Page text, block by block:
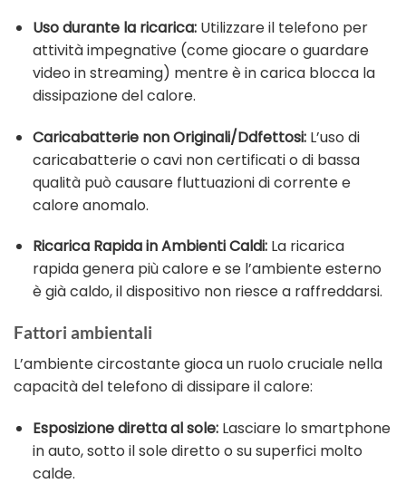
Uso durante la ricarica:Utilizzare il telefono per
attività impegnative (come giocare o guardare
video in streaming) mentre è in carica blocca la
dissipazione del calore.
Caricabatterie non Originali/Ddfettosi:L’uso di
caricabatterie o cavi non certificati o di bassa
qualità può causare fluttuazioni di corrente e
calore anomalo.
Ricarica Rapida in Ambienti Caldi:La ricarica
rapida genera più calore e se l’ambiente esterno
è già caldo, il dispositivo non riesce a raffreddarsi.
Fattori ambientali
L’ambiente circostante gioca un ruolo cruciale nella
capacità del telefono di dissipare il calore:
Esposizione diretta al sole:Lasciare lo smartphone
in auto, sotto il sole diretto o su superfici molto
calde.